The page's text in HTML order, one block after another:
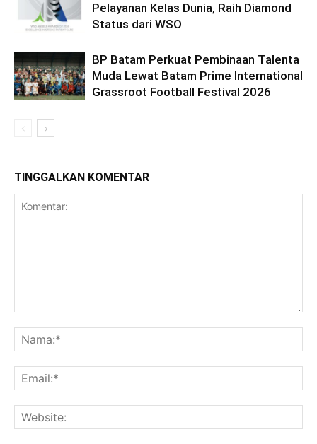
Pelayanan Kelas Dunia, Raih Diamond
Status dari WSO
BP Batam Perkuat Pembinaan Talenta
Muda Lewat Batam Prime International
Grassroot Football Festival 2026
TINGGALKAN KOMENTAR